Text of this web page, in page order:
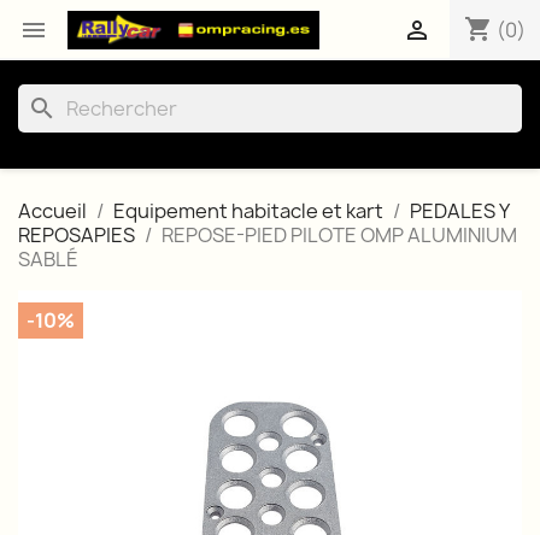
 shopping_cart (0)

search
Accueil Equipement habitacle et kart
PEDALES Y
REPOSAPIES
REPOSE-PIED PILOTE OMP ALUMINIUM
SABLÉ
-10%